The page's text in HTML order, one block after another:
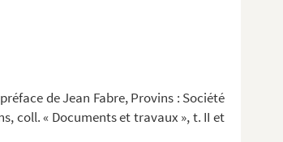
de Jean Fabre, Provins : Société
coll. « Documents et travaux », t. II et